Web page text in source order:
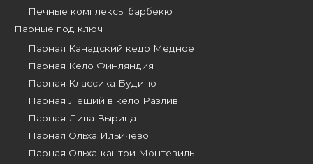
Печные комплексы барбекю
Парные под ключ
Парная Канадский кедр Медное
Парная Кело Финляндия
Парная Классика Будино
Парная Леший в кело Разлив
Парная Липа Вырица
Парная Ольха Ильичево
Парная Ольха-кантри Монтевиль